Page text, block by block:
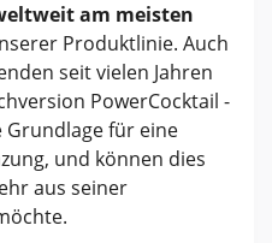
am meisten
Produktlinie. Auch
seit vielen Jahren
PowerCocktail -
Grundlage für eine
und können dies
aus seiner